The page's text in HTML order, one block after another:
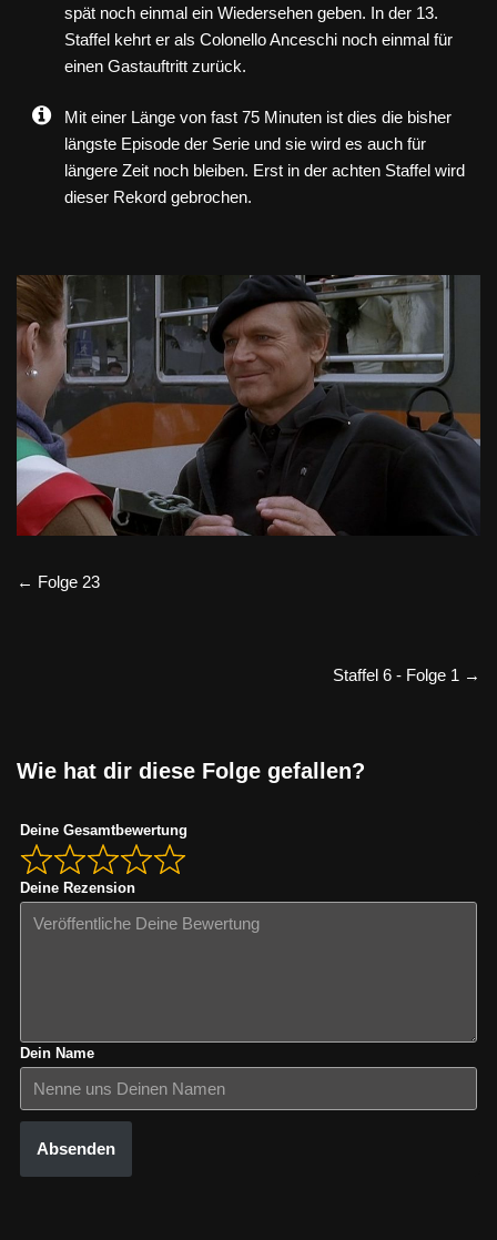
spät noch einmal ein Wiedersehen geben. In der 13.
Staffel kehrt er als Colonello Anceschi noch einmal für
einen Gastauftritt zurück.
Mit einer Länge von fast 75 Minuten ist dies die bisher
längste Episode der Serie und sie wird es auch für
längere Zeit noch bleiben. Erst in der achten Staffel wird
dieser Rekord gebrochen.
← Folge 23
Staffel 6 - Folge 1 →
Wie hat dir diese Folge gefallen?
Deine Gesamtbewertung
Deine Rezension
Dein Name
Absenden